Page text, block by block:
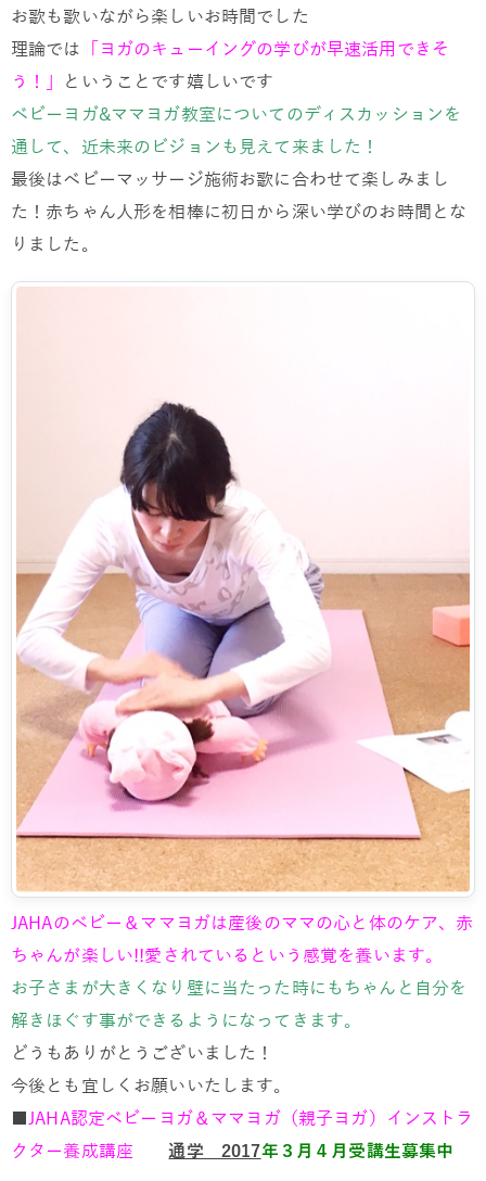
お歌も歌いながら楽しいお時間でした
理論では 「ヨガのキューイングの学びが早速活用できそ
う！」
ということです嬉しいです
ベビーヨガ&ママヨガ教室についてのディスカッションを
通して、近未来のビジョンも見えて来ました！
最後はベビーマッサージ施術お歌に合わせて楽しみまし
た！赤ちゃん人形を相棒に初日から深い学びのお時間とな
りました。
JAHAのベビー＆ママヨガは産後のママの心と体のケア、赤
ちゃんが楽しい!!愛されているという感覚を養います。
お子さまが大きくなり壁に当たった時にもちゃんと自分を
解きほぐす事ができるようになってきます。
どうもありがとうございました！
今後とも宜しくお願いいたします。
■JAHA認定ベビーヨガ＆ママヨガ（親子ヨガ）インストラ
クター養成講座通学 2017年３月４月受講生募集中